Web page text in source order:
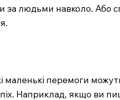
за людьми навколо. Або
маленькі перемоги
Наприклад, якщо ви